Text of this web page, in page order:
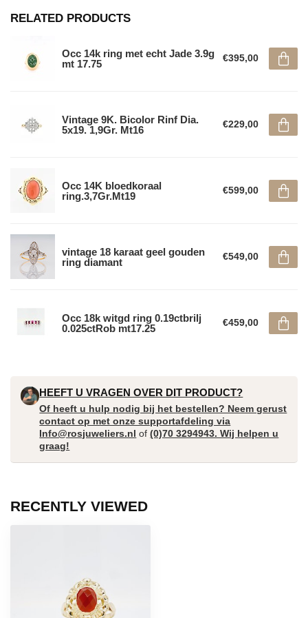
RELATED PRODUCTS
Occ 14k ring met echt Jade 3.9g
mt 17.75
€395,00
Vintage 9K. Bicolor Rinf Dia.
5x19. 1,9Gr. Mt16
€229,00
Occ 14K bloedkoraal
ring.3,7Gr.Mt19
€599,00
vintage 18 karaat geel gouden
ring diamant
€549,00
Occ 18k witgd ring 0.19ctbrilj
0.025ctRob mt17.25
€459,00
HEEFT U VRAGEN OVER DIT PRODUCT?
Of heeft u hulp nodig bij het bestellen? Neem gerust
contact op met onze supportafdeling via
Info@rosjuweliers.nl of(0)70 3294943. Wij helpen u
graag!
RECENTLY VIEWED